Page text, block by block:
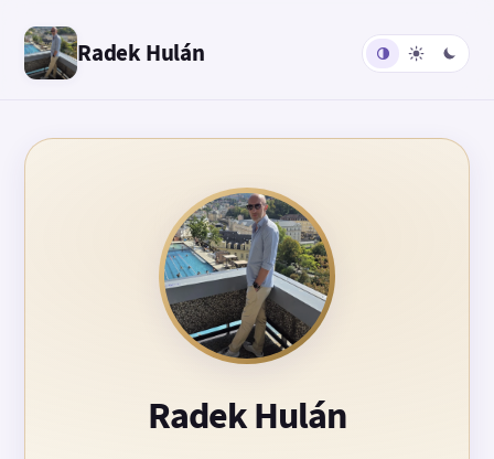
Radek Hulán
Radek Hulán